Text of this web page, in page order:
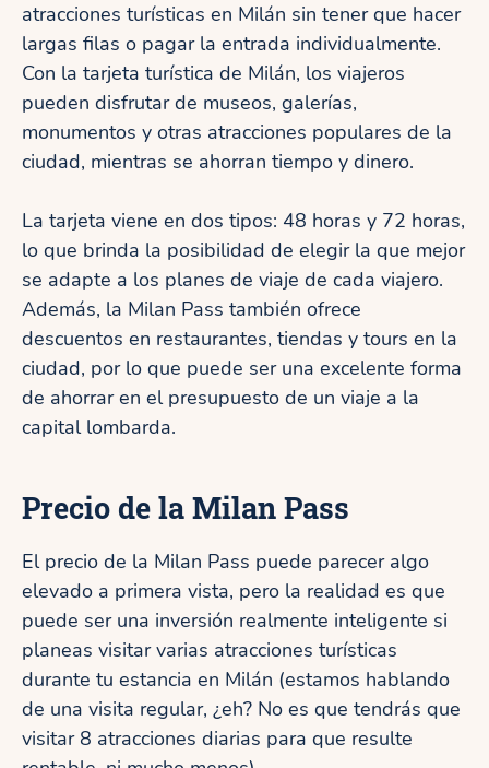
atracciones turísticas en Milán sin tener que hacer
largas filas o pagar la entrada individualmente.
Con la tarjeta turística de Milán, los viajeros
pueden disfrutar de museos, galerías,
monumentos y otras atracciones populares de la
ciudad, mientras se ahorran tiempo y dinero.
La tarjeta viene en dos tipos: 48 horas y 72 horas,
lo que brinda la posibilidad de elegir la que mejor
se adapte a los planes de viaje de cada viajero.
Además, la Milan Pass también ofrece
descuentos en restaurantes, tiendas y tours en la
ciudad, por lo que puede ser una excelente forma
de ahorrar en el presupuesto de un viaje a la
capital lombarda.
Precio de la Milan Pass
El precio de la Milan Pass puede parecer algo
elevado a primera vista, pero la realidad es que
puede ser una inversión realmente inteligente si
planeas visitar varias atracciones turísticas
durante tu estancia en Milán (estamos hablando
de una visita regular, ¿eh? No es que tendrás que
visitar 8 atracciones diarias para que resulte